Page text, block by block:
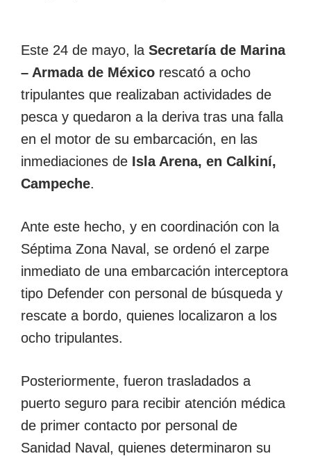
Este 24 de mayo, la Secretaría de Marina
– Armada de México rescató a ocho
tripulantes que realizaban actividades de
pesca y quedaron a la deriva tras una falla
en el motor de su embarcación, en las
inmediaciones de Isla Arena, en Calkiní,
Campeche.
Ante este hecho, y en coordinación con la
Séptima Zona Naval, se ordenó el zarpe
inmediato de una embarcación interceptora
tipo Defender con personal de búsqueda y
rescate a bordo, quienes localizaron a los
ocho tripulantes.
Posteriormente, fueron trasladados a
puerto seguro para recibir atención médica
de primer contacto por personal de
Sanidad Naval, quienes determinaron su